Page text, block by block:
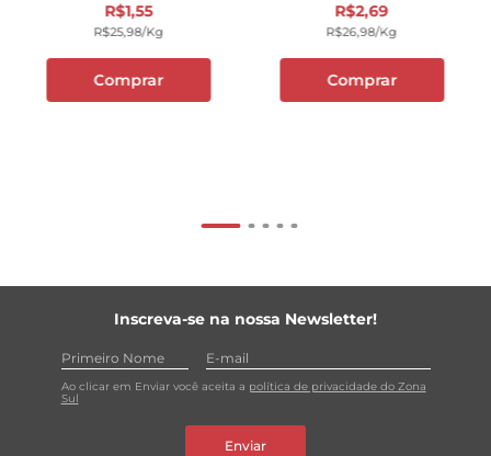
R$1,55
R$25,98/kg
Comprar
R$2,69
R$26,98/kg
Comprar
Inscreva-se na nossa Newsletter!
Ao clicar em Enviar você aceita a política de privacidade do Zona
Sul
Enviar